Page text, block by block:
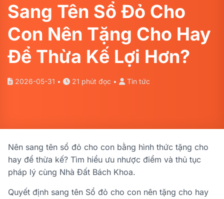
Sang Tên Sổ Đỏ Cho
Con Nên Tặng Cho Hay
Để Thừa Kế Lợi Hơn?
2026-05-31 • 21 phút đọc • Tin tức
Nên sang tên sổ đỏ cho con bằng hình thức tặng cho
hay để thừa kế? Tìm hiểu ưu nhược điểm và thủ tục
pháp lý cùng Nhà Đất Bách Khoa.
Quyết định sang tên Sổ đỏ cho con nên tặng cho hay